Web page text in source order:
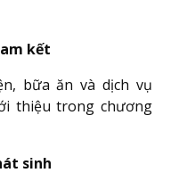
kết
bữa ăn và dịch vụ
thiệu trong chương
sinh